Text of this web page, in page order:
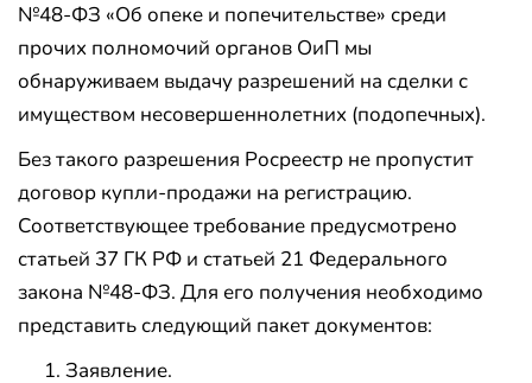
№48-ФЗ «Об опеке и попечительстве» среди
прочих полномочий органов ОиП мы
обнаруживаем выдачу разрешений на сделки с
имуществом несовершеннолетних (подопечных).
Без такого разрешения Росреестр не пропустит
договор купли-продажи на регистрацию.
Соответствующее требование предусмотрено
статьей 37 ГК РФ и статьей 21 Федерального
закона №48-ФЗ. Для его получения необходимо
представить следующий пакет документов:
Заявление.